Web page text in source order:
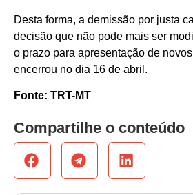
Desta forma, a demissão por justa
decisão que não pode mais ser
o prazo para apresentação de
encerrou no dia 16 de abril.
Fonte: TRT-MT
Compartilhe o conteúdo